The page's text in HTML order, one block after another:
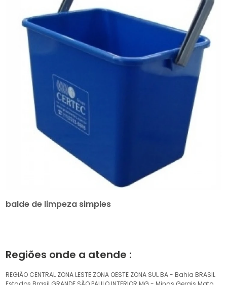
balde de limpeza simples
Regiões onde a atende :
REGIÃO CENTRAL ZONA LESTE ZONA OESTE ZONA SUL BA - Bahia BRASIL